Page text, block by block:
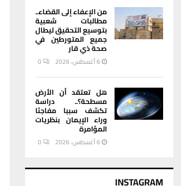
من الإعفاء إلى القضاء..
مطالبات شعبية
بتوسيع التحقيق ليطال
جميع المتورطين في
صحة ذي قار
6 أغسطس، 2026 0
هل تعتقد أن الأرض
مسطحة؟.. دراسة
تكشف سببا مفاجئا
وراء الإيمان بنظريات
المؤامرة
6 أغسطس، 2026 0
INSTAGRAM